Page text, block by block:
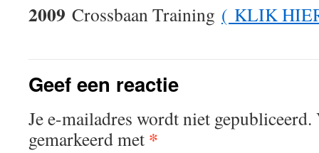
2009 Crossbaan Training ( KLIK
Geef een reactie
Je e-mailadres wordt niet gepubliceerd.
gemarkeerd met *